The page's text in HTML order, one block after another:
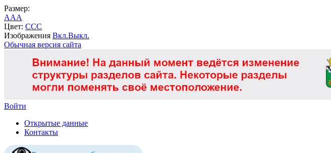
Размер:
AAA
Цвет: CCC
Изображения Вкл.Выкл.
Обычная версия сайта
Войти
Открытые данные
Контакты